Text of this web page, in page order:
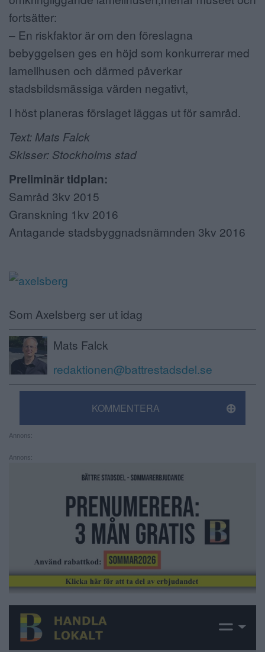
fortsätter:
– En riskfaktor är om den föreslagna
bebyggelsen ges en höjd som konkurrerar med
lamellhusen och därmed påverkar
stadsbildsmässiga värden negativt,
I höst planeras förslaget läggas ut för samråd.
Text: Mats Falck
Skisser: Stockholms stad
Preliminär tidplan:
Samråd 3kv 2015
Granskning 1kv 2016
Antagande stadsbyggnadsnämnden 3kv 2016
Som Axelsberg ser ut idag
Mats Falck
redaktionen@battrestadsdel.se
KOMMENTERA
Annons:
Annons: